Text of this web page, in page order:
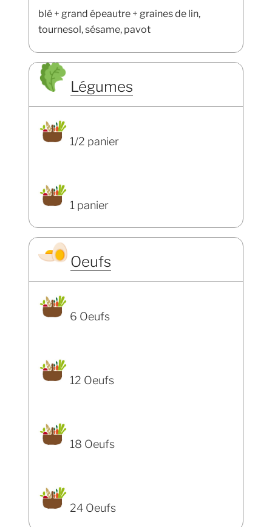
blé + grand épeautre + graines de lin,
tournesol, sésame, pavot
Légumes
1/2 panier
1 panier
Oeufs
6 Oeufs
12 Oeufs
18 Oeufs
24 Oeufs